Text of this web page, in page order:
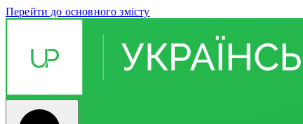
Перейти до основного змісту